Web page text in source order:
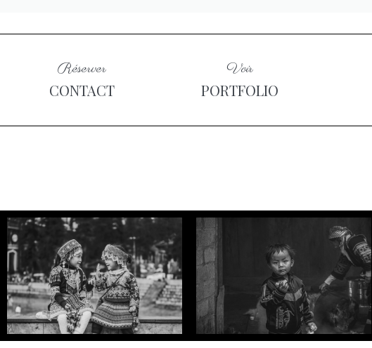
Réserver
CONTACT
Voir
PORTFOLIO